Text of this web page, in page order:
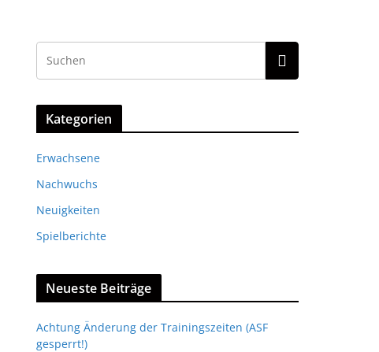
Kategorien
Erwachsene
Nachwuchs
Neuigkeiten
Spielberichte
Neueste Beiträge
Achtung Änderung der Trainingszeiten (ASF
gesperrt!)